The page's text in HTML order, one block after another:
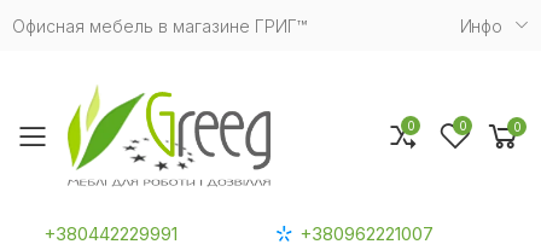
Офисная мебель в магазине ГРИГ™ Инфо
Toggle mobile menu
+380442229991
+380962221007
0 0 0